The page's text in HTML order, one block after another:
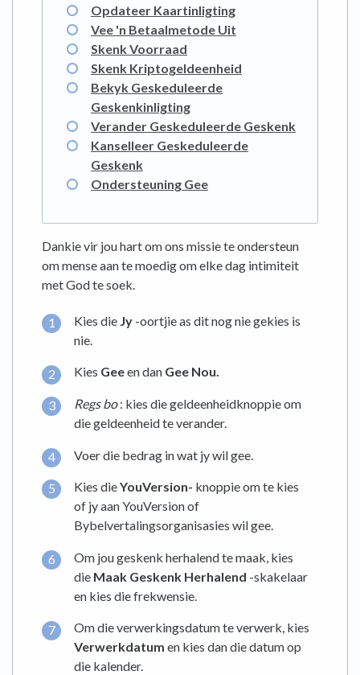
Opdateer Kaartinligting
Vee 'n Betaalmetode Uit
Skenk Voorraad
Skenk Kriptogeldeenheid
Bekyk Geskeduleerde
Geskenkinligting
Verander Geskeduleerde Geskenk
Kanselleer Geskeduleerde
Geskenk
Ondersteuning Gee
Dankie vir jou hart om ons missie te ondersteun
om mense aan te moedig om elke dag intimiteit
met God te soek.
Kies die Jy -oortjie as dit nog nie gekies is
nie.
Kies Geeen dan Gee Nou.
Regs bo: kies die geldeenheidknoppie om
die geldeenheid te verander.
Voer die bedrag in wat jy wil gee.
Kies dieYouVersion- knoppie om te kies
of jy aan YouVersion of
Bybelvertalingsorganisasies wil gee.
Om jou geskenk herhalend te maak, kies
die Maak Geskenk Herhalend -skakelaar
en kies die frekwensie.
Om die verwerkingsdatum te verwerk, kies
Verwerkdatum en kies dan die datum op
die kalender.